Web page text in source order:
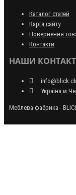
Каталог статей
Карта сайту
Повернення
Контакти
НАШИ
Україна
Меблева фабрика -